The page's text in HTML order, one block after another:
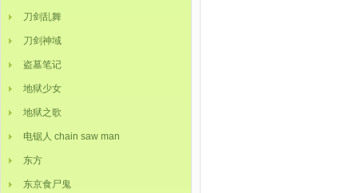
刀剑乱舞
刀剑神域
盗墓笔记
地狱少女
地狱之歌
电锯人 chain saw man
东方
东京食尸鬼